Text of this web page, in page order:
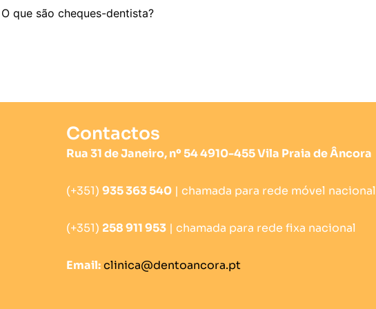
O que são cheques-dentista?
Contactos
Rua 31 de Janeiro, nº 54 4910-455 Vila Praia de Âncora
(+351)935 363 540 | chamada para rede móvel nacional
(+351) 258 911 953 | chamada para rede fixa nacional
Email: clinica@dentoancora.pt